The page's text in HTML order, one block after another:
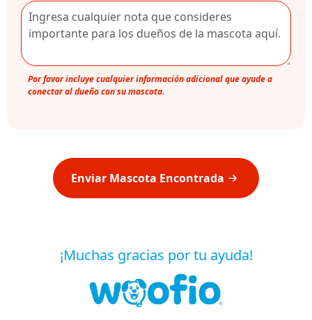
Por favor incluye cualquier información adicional que ayude a
conectar al dueño con su mascota.
Enviar Mascota Encontrada
¡Muchas gracias por tu ayuda!